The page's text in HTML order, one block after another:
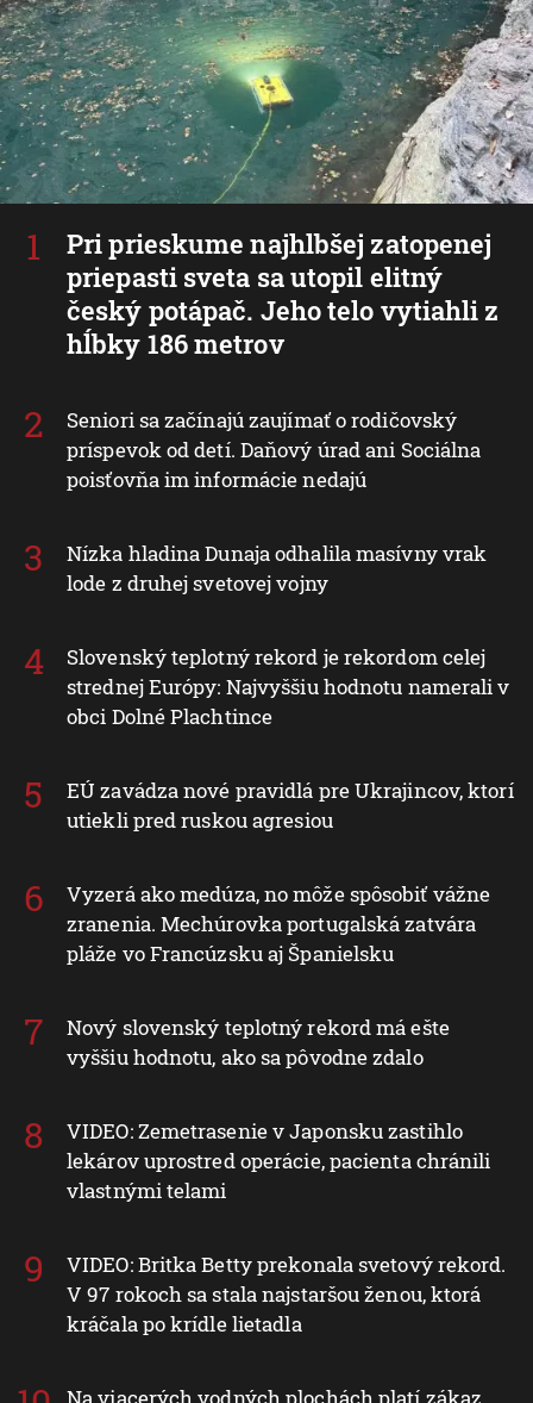
Pri prieskume najhlbšej zatopenej
priepasti sveta sa utopil elitný
český potápač. Jeho telo vytiahli z
hĺbky 186 metrov
Seniori sa začínajú zaujímať o rodičovský
príspevok od detí. Daňový úrad ani Sociálna
poisťovňa im informácie nedajú
Nízka hladina Dunaja odhalila masívny vrak
lode z druhej svetovej vojny
Slovenský teplotný rekord je rekordom celej
strednej Európy: Najvyššiu hodnotu namerali v
obci Dolné Plachtince
EÚ zavádza nové pravidlá pre Ukrajincov, ktorí
utiekli pred ruskou agresiou
Vyzerá ako medúza, no môže spôsobiť vážne
zranenia. Mechúrovka portugalská zatvára
pláže vo Francúzsku aj Španielsku
Nový slovenský teplotný rekord má ešte
vyššiu hodnotu, ako sa pôvodne zdalo
VIDEO: Zemetrasenie v Japonsku zastihlo
lekárov uprostred operácie, pacienta chránili
vlastnými telami
VIDEO: Britka Betty prekonala svetový rekord.
V 97 rokoch sa stala najstaršou ženou, ktorá
kráčala po krídle lietadla
Na viacerých vodných plochách platí zákaz